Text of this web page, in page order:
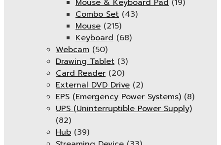
Mouse & Keyboard Pad (19)
Combo Set (43)
Mouse (215)
Keyboard (68)
Webcam (50)
Drawing Tablet (3)
Card Reader (20)
External DVD Drive (2)
EPS (Emergency Power Systems) (8)
UPS (Uninterruptible Power Supply)
(82)
Hub (39)